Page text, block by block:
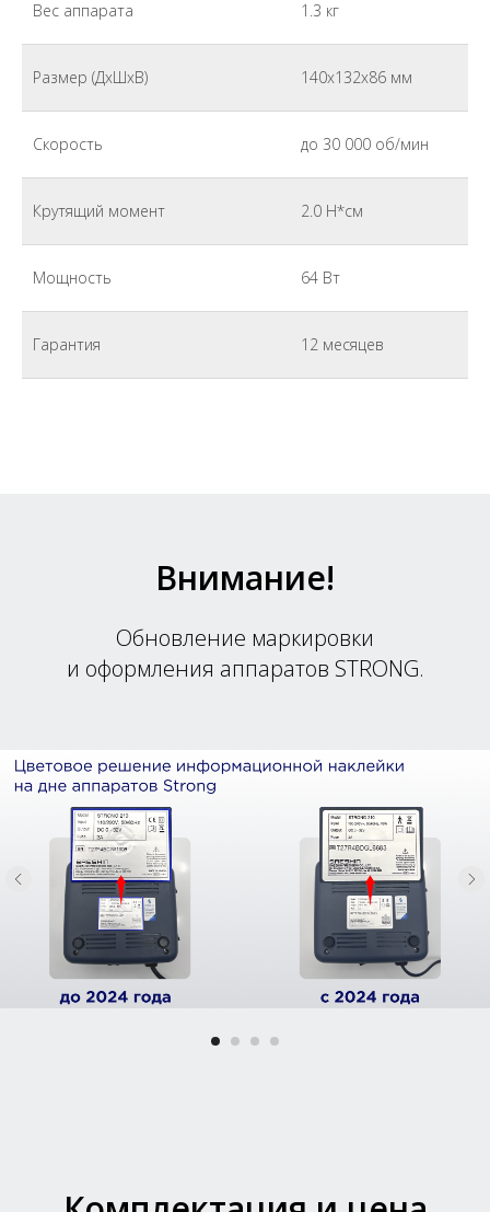
Вес аппарата 1.3 кг
Размер (ДхШхВ) 140x132x86 мм
Скорость до 30 000 об/мин
Крутящий момент 2.0 Н*см
Мощность 64 Вт
Гарантия 12 месяцев
Внимание!
Oбновление маркировки
и оформления аппаратов STRONG.